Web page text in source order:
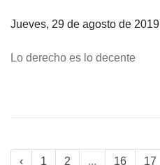
Jueves, 29 de agosto de 2019
Lo derecho es lo decente
‹ 1 2 ... 16 17